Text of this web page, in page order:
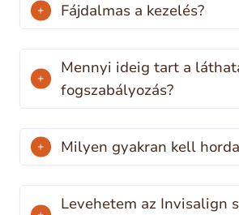
Fájdalmas a kezelés?
Mennyi ideig tart a
fogszabályozás?
Milyen gyakran kell
Levehetem az Invisalign